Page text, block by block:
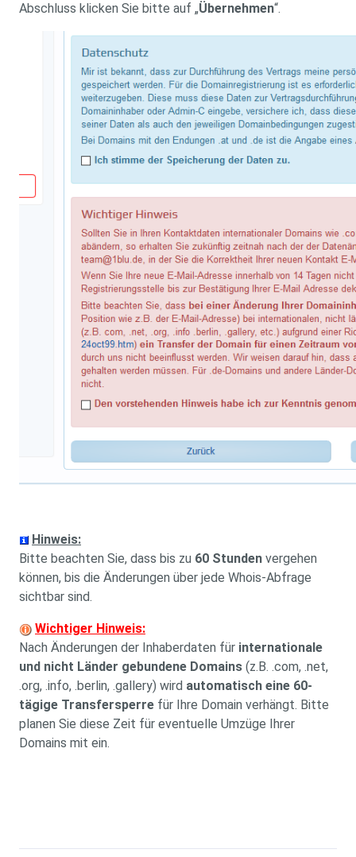
Abschluss klicken Sie bitte auf „Übernehmen“.
Hinweis:
Bitte beachten Sie, dass bis zu 60 Stunden vergehen
können, bis die Änderungen über jede Whois-Abfrage
sichtbar sind.
Wichtiger Hinweis:
Nach Änderungen der Inhaberdaten für internationale
und nicht Länder gebundene Domains (z.B. .com, .net,
.org, .info, .berlin, .gallery) wird automatisch eine 60-
tägige Transfersperre für Ihre Domain verhängt. Bitte
planen Sie diese Zeit für eventuelle Umzüge Ihrer
Domains mit ein.